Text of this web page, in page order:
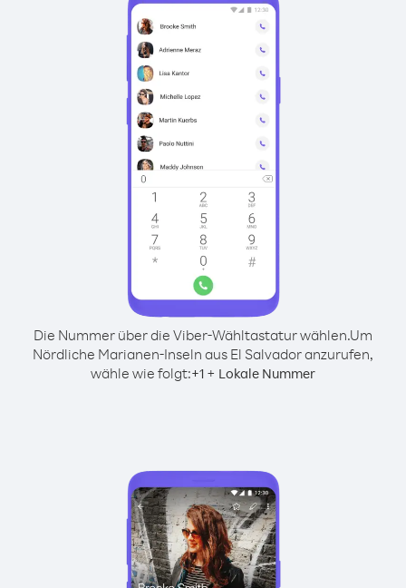
Die Nummer über die Viber-Wähltastatur wählen.Um
Nördliche Marianen-Inseln aus El Salvador anzurufen,
wähle wie folgt:+1 + Lokale Nummer